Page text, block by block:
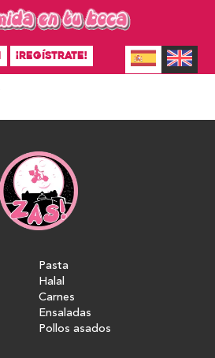
¡REGÍSTRATE!
Pasta
Halal
Carnes
Ensaladas
Pollos asados